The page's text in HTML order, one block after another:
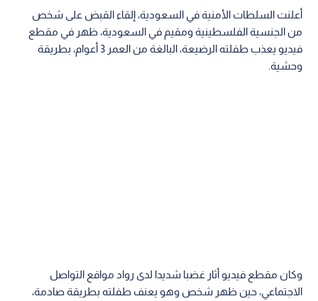
أعلنت السلطات الأمنية في السعودية، إلقاء القبض على شخص
من الجنسية الفلسطينية ومقيم في السعودية، ظهر في مقطع
فيديو يعذب طفلته الرضيعة، البالغة من العمر 3 أعوام، بطريقة
وحشية.
وكان مقطع فيديو أثار غضبا شديدا لدى رواد مواقع التواصل
الاجتماعي، حين ظهر شخص وهو يعنف طفلته بطريقة صادمة،